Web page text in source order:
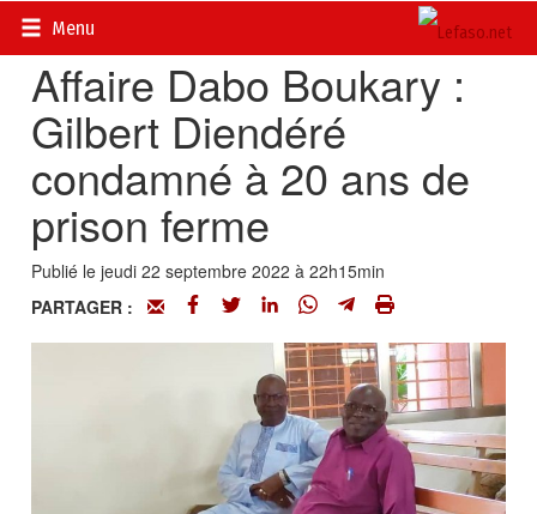
Menu
Accueil> PROCÈS DABO BOUKARY
Affaire Dabo Boukary :
Gilbert Diendéré
condamné à 20 ans de
prison ferme
Publié le jeudi 22 septembre 2022 à 22h15min
PARTAGER :